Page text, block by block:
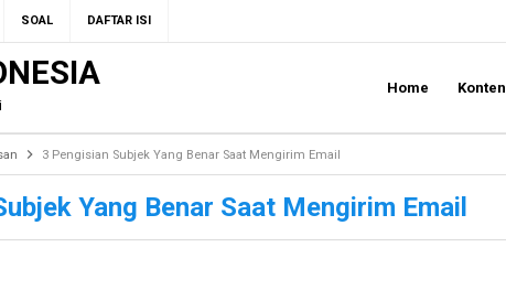
SOAL DAFTAR ISI
Home Konten
3 Pengisian Subjek Yang Benar Saat Mengirim Email
Yang Benar Saat Mengirim Email